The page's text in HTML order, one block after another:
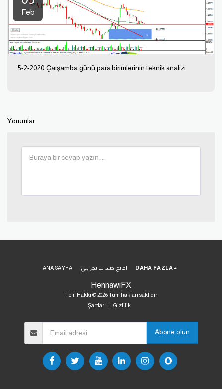
Feb
5-2-2020 Çarşamba günü para birimlerinin teknik analizi
Yorumlar
HennawiFX
Telif Hakkı © 2026 Tüm hakları saklıdır
Şartlar| Gizlilik
ANA SAYFA افتح حساب تجريبي DAHA FAZLA
Abone olun